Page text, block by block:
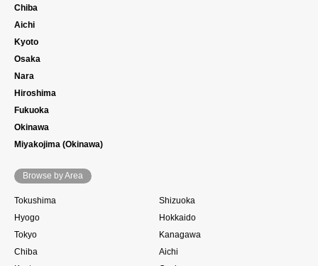
Chiba
Aichi
Kyoto
Osaka
Nara
Hiroshima
Fukuoka
Okinawa
Miyakojima (Okinawa)
Browse by Area
Tokushima
Shizuoka
Hyogo
Hokkaido
Tokyo
Kanagawa
Chiba
Aichi